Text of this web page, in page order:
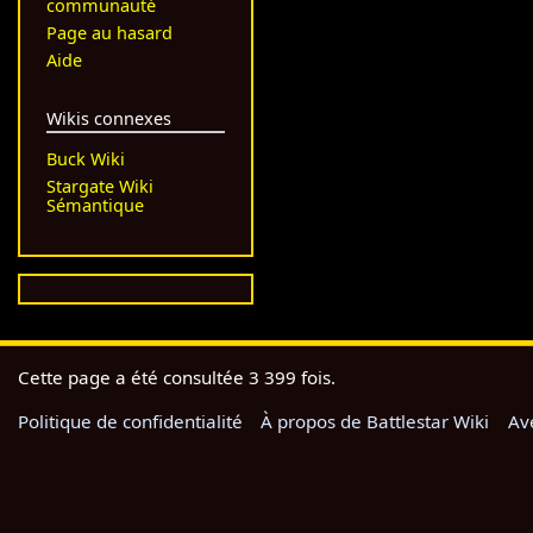
communauté
Page au hasard
Aide
Wikis connexes
Buck Wiki
Stargate Wiki
Sémantique
Cette page a été consultée 3 399 fois.
Politique de confidentialité
À propos de Battlestar Wiki